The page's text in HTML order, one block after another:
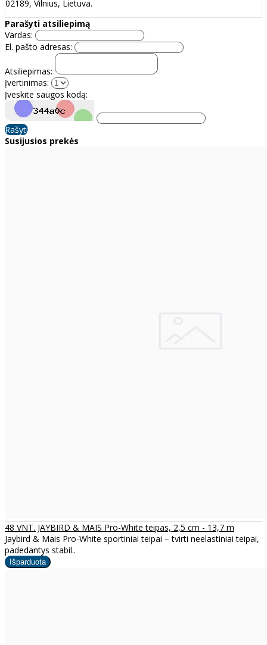
02189, Vilnius, Lietuva.
Parašyti atsiliepimą
Vardas:
El. pašto adresas:
Atsiliepimas:
Įvertinimas:
Įveskite saugos kodą:
Rašyti
Susijusios prekės
48 VNT. JAYBIRD & MAIS Pro-White teipas, 2,5 cm - 13,7 m
Jaybird & Mais Pro-White sportiniai teipai – tvirti neelastiniai teipai,
padedantys stabil..